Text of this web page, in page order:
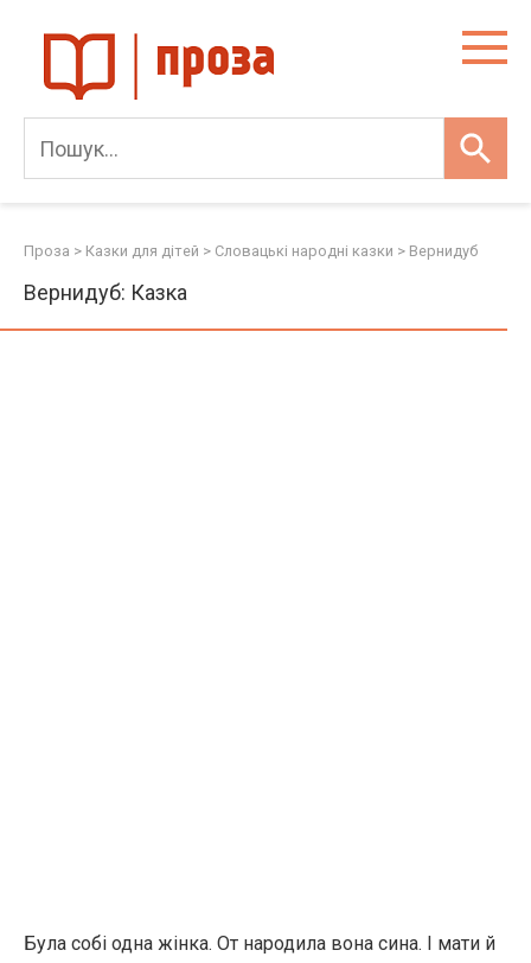
content
Проза > Казки для дітей > Словацькі народні казки > Вернидуб
Вернидуб: Казка
Була собі одна жінка. От народила вона сина. І мати й